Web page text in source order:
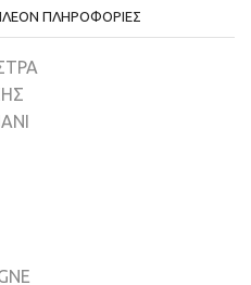
ΠΛΗΡΟΦΟΡΊΕΣ